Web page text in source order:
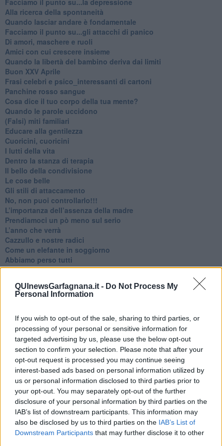
QUInewsGarfagnana.it - Do Not Process My
Personal Information
If you wish to opt-out of the sale, sharing to third parties, or
processing of your personal or sensitive information for
targeted advertising by us, please use the below opt-out
section to confirm your selection. Please note that after your
opt-out request is processed you may continue seeing
interest-based ads based on personal information utilized by
us or personal information disclosed to third parties prior to
your opt-out. You may separately opt-out of the further
disclosure of your personal information by third parties on the
IAB’s list of downstream participants. This information may
also be disclosed by us to third parties on the IAB’s List of
Downstream Participants that may further disclose it to other
​Alla ricerca della spontaneità
​Quando lasciar andare è fondamentale
Facciamo il punto su...gli attacchi di panico
Di amori, maschere e ruoli
​Amici con cui crescere insieme
​Quando la libertà del bambino deriva dai limiti
Buon XXV Aprile
​Frasi celebri e psico_interessanti di cartoni
​Panchine rosso sangue
​Cosa dice il tuo corpo della tua mente?
​Quando le parole uccidono
​(Falsi) miti familiari
​Educare alla gentilezza
​Cuoricini, cuoricini
I lutti della vita
​Dentro la stanza di terapia
​Il bello della condivisione
Le cose belle
​Gli stili di attaccamento
No, non puoi controllarlo!!!
​L’importanza dell’assenza della madre
​Prendiamoci un pò meno sul serio
​L’anno che verrà
​Cazzullo e nostre radici
​Come un elefante in soggiorno
​Abbiamo perso tutti
E se le cose non vanno come vorresti?
Come è davvero la terapia
Quando il diritto alla disconnessione non viene accolto
​Il diritto ad essere disconnessi
​Il pensiero dicotomico e la salute mentale
​Consigli di lettura per genitori e non solo
​La Clownterapia
​Differenze tra persone frustrate e non
L’invisibile fatica mentale
Vacanze a km zero
​Buone Vacan(si)e!
​Il lato positivo delle cose
​Storie antiche di tempi moderni
​Quello che alle mamme non dicono
Adultescenza
Homo imbecillis